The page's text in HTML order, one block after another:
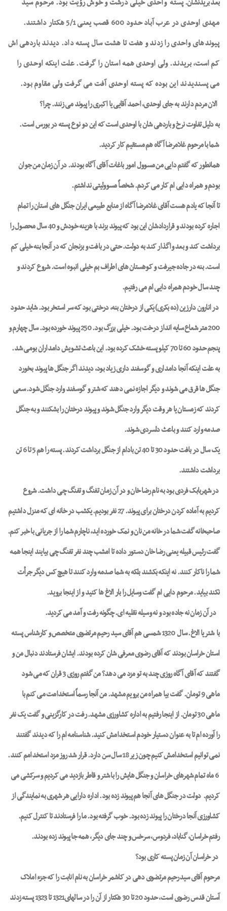
مهدی اوحدی در عرب آباد حدود 600 قصب یعنی 5/1 هکتار داشتند.
پیوندهای واحدی را زدند و هفت تا هشت سال پسته داد. دیدند باردهی اش
کم است، بریدند. ولی اوحدی همه استان را گرفت. علت اینکه اوحدی را
می پسندیدند این بوده که پسته اوحدی آفت می گرفت ولی مقاوم بود.
الان مردم دارند به جای اوحدی، احمد آقایی یا اکبری را پیوند می زنند. چرا؟
به دلیل تفاوت نرخ و باردهی شان با اوحدی است که این دو نوع پسته در بورس است.
شما با مرحوم غلامرضا آگاه هم مستقیم کار کردید.
همانطور که گفتم دایی من مسوول امور باغات آقای آگاه بودند. در آن زمان من جوان
بودم و همراه دایی ام کار می کردم. شخصاً مسوولیتی نداشتم.
تا آنجا که یادم هست آقای غلامرضا آگاه از منابع طبیعی ایران جنگل های استان را تمام
اجاره کرده بودند و قراردادشان این بود که پیوند بزند با هزینه خودش و 40 سال محصول را
برداشت کند و بعد واگذار کند به دولت. حتی در بافت و بزنجان که در آنجا بنه خیلی کم
است. بنه در جاده جیرفت و کوهستان های اطراف بم خیلی انبوه است. شروع کردند و
چند سال خودم همراه دایی ام می رفتیم.
در انارون دارزین (ده بکری) یکی از درختان بنه، درختی بود که سر استخر بود. شاید حدود
200 متر شعاع سایه انداز درخت بود. خیلی بزرگ بود. 250 پیوند خورده بود. سال چهارم و
پنجم حدود 60 تا 70 کیلو پسته خشک کرده بود. این باعث تشویش دامداران بومی شد.
به علت اینکه آنجا دامداری و گوسفند داری زیاد بود، دیدند اگر جنگل ها پیوند بخورد
جنگل ها قرق می شوند و دیگر اجازه نمی دهند که شتر و گوسفند وارد جنگل شود. سعی
کردند که زمستان یا هر وقت دیگر وارد جنگل شوند و پیوند درختان را بشکنند و به جنگل
صدمه وارد کنند و باعث دلسردی شوند.
یک سال در بافت حدود 30 تا 40 تن بادام از جنگل برداشت کردند. پسته را هم 5 تا 6 تن
برداشت داشتند.
در شهربابک فردی بود به نام رضا خان و در آن زمان تفنگ و تفنگ چی داشت. شروع
کردیم به آماده کردن درختان برای پیوند. 27 نفر بودیم. یکشب در خانه ای که منزل داشتیم
صاحبخانه گفت شما در خانه من نان و نمک خورده اید، ناچارم شما را از جریانی با خبر کنم.
گفت رئیس قبیله یعنی رضا خان دستور داده تا امشب چند نفر تفنگ چی بیایند اینجا همه
شما را ناکار کنند. نه اینکه بکشند بلکه به شما صدمه وارد کنند تا هیچ کس دیگر جرأت
نکند بیاید. مرحوم دایی ام گفت وسایل را بار الاغ ها کنید و از اینجا بروید.
در آن زمان نه جاده بود و نه وسیله نقلیه ای. چگونه رفت و آمد می کردید.
باشتر یا الاغ. سال
1320 شمسی هم آقای سید رحیم مرتضوی متخصص و کارشناس پسته
استان خراسان بودند که آقای رضوی معرفی شان کرده بودند. ایشان فرستادند دنبال من و
گفتند که آقای آگاه روزی چند به تو مزد می دهد؟ من گفتم روزی 3 قران که می شود
ماهی 9 تومان. گفت بیا همراه من برویم مشهد. من آنجا رسماً استخدامت می کنم با
ماهی 30 تومان. از اینجا رفتیم به اداره کشاورزی مشهد. رفت در کارگزینی و گفت یک نفر
را آورده ام تا به عنوان دستیار خودم استخدامش کنید. شناسنامه ام را که دیدند گفتند
نمی توانیم استخدامش کنیم چون زیر 18 سال سن دارد. قرار شد روز مزد استخدامم کنند.
6 ماه تمام شهرهای خراسان و جنگل هایش را با شتر و قاطر بازدید می کردیم و سرکشی می
کردیم.دولت در جنگل های آنجا هم پیوند زده بود. اداره دارایی هر شهری به نمایندگی از
کشاورزی آنجا درختان را پیوند زده بود. خوب گرفته بود. ما را فرستادند تا کنترل کنیم.
رفتم خراسان، گناباد، فردوس، سرخس و چند جای دیگر، همه جا پیوند زده بودند.
در خراسان آن زمان پسته کاری بود؟
مرحوم آقای سیدرحیم مرتضوی دهی در کاشمر خراسان به نام انابت را که جزء املاک
آستان قدس رضوی است، حدود 20 تا 30 هکتار از آن را در سالهای1321 تا 1323 پسته زدند